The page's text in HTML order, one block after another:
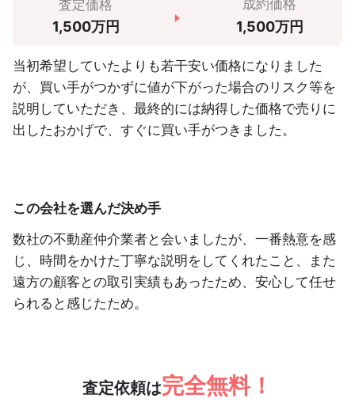
査定価格
1,500万円
成約価格
1,500万円
当初希望していたよりも若干安い価格になりました
が、買い手がつかずに値が下がった場合のリスク等を
説明していただき、最終的には納得した価格で売りに
出したおかげで、すぐに買い手がつきました。
この会社を選んだ決め手
数社の不動産仲介業者と会いましたが、一番熱意を感
じ、時間をかけた丁寧な説明をしてくれたこと、また
遠方の顧客との取引実績もあったため、安心して任せ
られると感じたため。
査定依頼は完全無料！